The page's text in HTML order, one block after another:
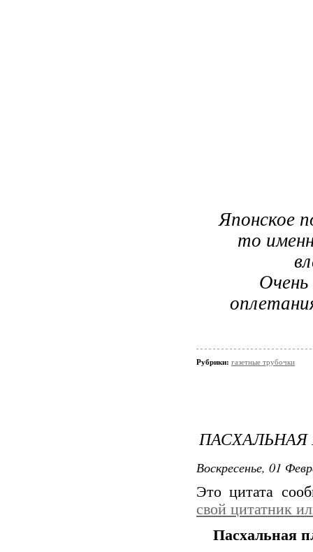
Японское
то
Очень
Рубрики: газетные трубочки
Воскресенье, 01
Это цитата
свой цитатник
Пасхальная